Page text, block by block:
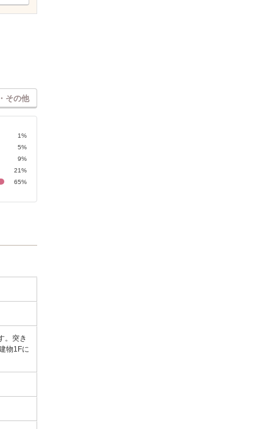
その他
1%
5%
9%
21%
65%
。突き
物1Fに